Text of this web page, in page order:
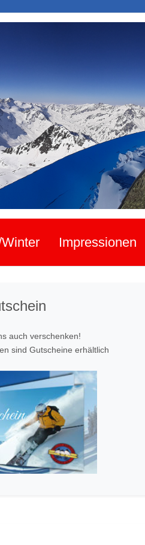
Impressionen
auch verschenken!
sind Gutscheine erhältlich